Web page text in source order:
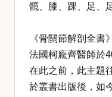
髖、膝、踝、足、
《骨關節解剖全書
法國柯龐齊醫師於
在此之前，此主題
於叢書出版後，如